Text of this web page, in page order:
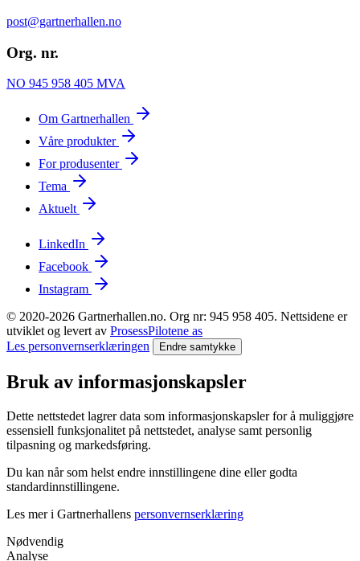
post@gartnerhallen.no
Org. nr.
NO 945 958 405 MVA
Om Gartnerhallen
Våre produkter
For produsenter
Tema
Aktuelt
LinkedIn
Facebook
Instagram
© 2020-2026 Gartnerhallen.no. Org nr: 945 958 405. Nettsidene er
utviklet og levert av ProsessPilotene as
Les personvernserklæringen
Endre samtykke
Bruk av informasjonskapsler
Dette nettstedet lagrer data som informasjonskapsler for å muliggjøre
essensiell funksjonalitet på nettstedet, analyse samt personlig
tilpasning og markedsføring.
Du kan når som helst endre innstillingene dine eller godta
standardinnstillingene.
Les mer i Gartnerhallens personvernserklæring
Nødvendig
Analyse